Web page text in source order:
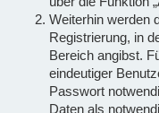
Weiterhin werden
Registrierung, in
Bereich angibst.
eindeutiger
Passwort
Daten als